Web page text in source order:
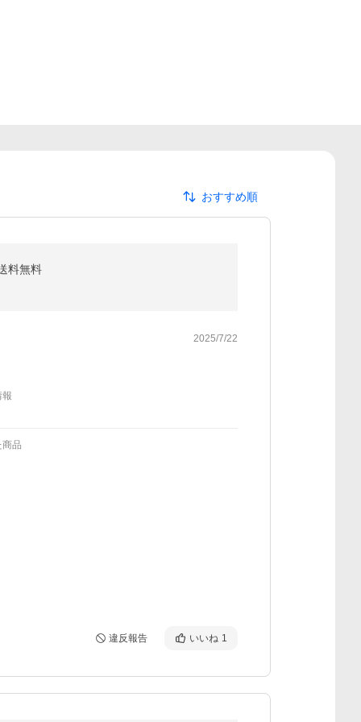
おすすめ順
料無料
2025/7/22
報
品
違反報告 いいね 1